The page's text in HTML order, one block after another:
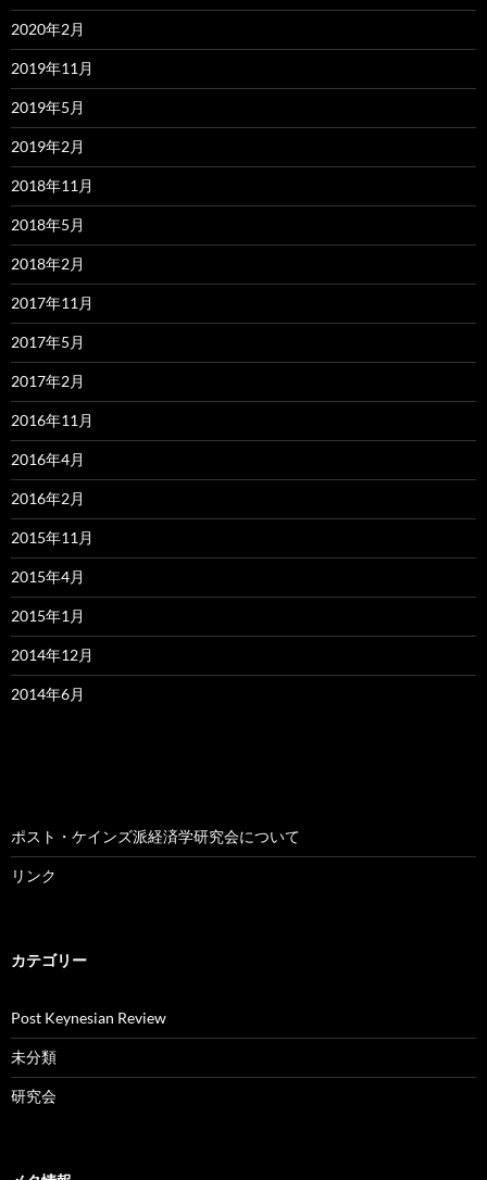
2020年2月
2019年11月
2019年5月
2019年2月
2018年11月
2018年5月
2018年2月
2017年11月
2017年5月
2017年2月
2016年11月
2016年4月
2016年2月
2015年11月
2015年4月
2015年1月
2014年12月
2014年6月
ポスト・ケインズ派経済学研究会について
リンク
カテゴリー
Post Keynesian Review
未分類
研究会